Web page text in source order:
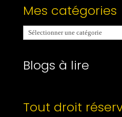
Mes catégories
Mes
catégories
Blogs à lire
Tout droit